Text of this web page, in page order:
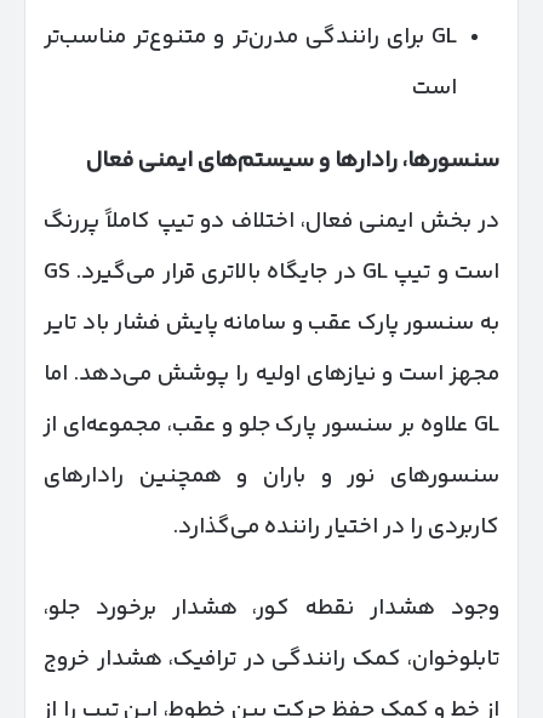
GL برای رانندگی مدرن‌تر و متنوع‌تر مناسب‌تر
است
سنسورها، رادارها و سیستم‌های ایمنی فعال
در بخش ایمنی فعال، اختلاف دو تیپ کاملاً پررنگ
است و تیپ GL در جایگاه بالاتری قرار می‌گیرد. GS
به سنسور پارک عقب و سامانه پایش فشار باد تایر
مجهز است و نیازهای اولیه را پوشش می‌دهد. اما
GL علاوه بر سنسور پارک جلو و عقب، مجموعه‌ای از
سنسورهای نور و باران و همچنین رادارهای
کاربردی را در اختیار راننده می‌گذارد.
وجود هشدار نقطه کور، هشدار برخورد جلو،
تابلوخوان، کمک رانندگی در ترافیک، هشدار خروج
از خط و کمک حفظ حرکت بین خطوط، این تیپ را از